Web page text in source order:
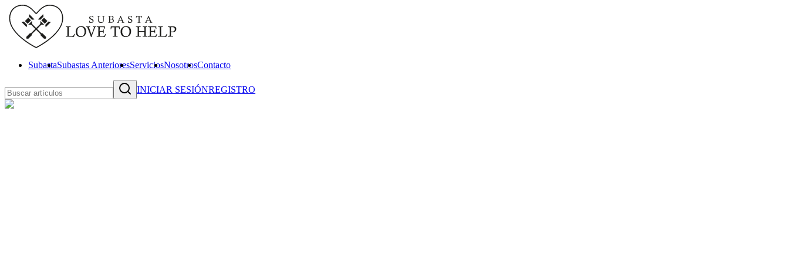
SubastaSubastas AnterioresServiciosNosotrosContacto
INICIAR SESIÓNREGISTRO